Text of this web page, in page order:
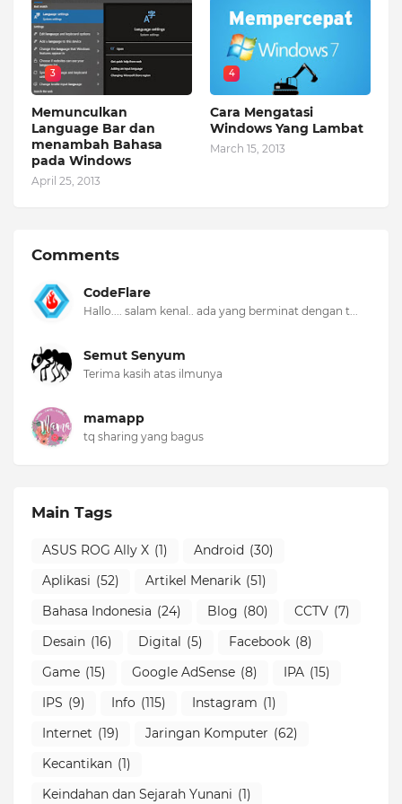
3
Memunculkan
Language Bar dan
menambah Bahasa
pada Windows
April 25, 2013
4
Cara Mengatasi
Windows Yang Lambat
March 15, 2013
Comments
CodeFlare
Hallo.... salam kenal.. ada yang berminat dengan t...
Semut Senyum
Terima kasih atas ilmunya
mamapp
tq sharing yang bagus
Main Tags
ASUS ROG Ally X (1) Android (30)
Aplikasi (52) Artikel Menarik (51)
Bahasa Indonesia (24) Blog (80) CCTV (7)
Desain (16) Digital (5) Facebook (8)
Game (15) Google AdSense (8) IPA (15)
IPS (9) Info (115) Instagram (1)
Internet (19) Jaringan Komputer (62)
Kecantikan (1)
Keindahan dan Sejarah Yunani (1)